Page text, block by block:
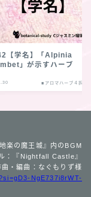
【学名】「Alpinia
」が示すハーブ
■アロマハーブ４択ク
楽の魔王城』内のBGM
：『Nightfall Castle』
曲・編曲：なぐもりず様
NgE737i8rWT-